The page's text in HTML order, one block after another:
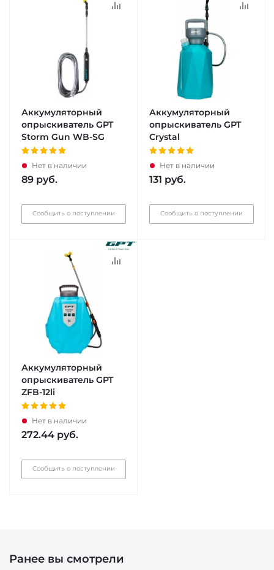
Аккумуляторный
опрыскиватель GPT
Storm Gun WB-SG
Нет в наличии
89 руб.
Сообщить о поступлении
Аккумуляторный
опрыскиватель GPT
Crystal
Нет в наличии
131 руб.
Сообщить о поступлении
Аккумуляторный
опрыскиватель GPT
ZFB-12li
Нет в наличии
272.44 руб.
Сообщить о поступлении
Ранее вы смотрели